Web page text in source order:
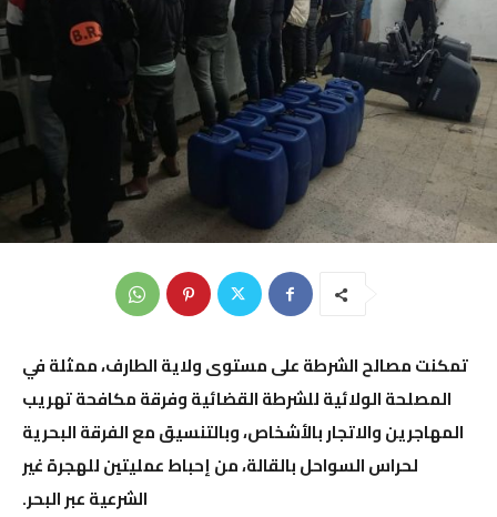
تمكنت مصالح الشرطة على مستوى ولايةالطارف، ممثلة في
المصلحة الولائية للشرطة القضائية وفرقة مكافحة تهريب
المهاجرين والاتجار بالأشخاص، وبالتنسيق مع الفرقة البحرية
لحراس السواحل بالقالة، من إحباط عمليتين للهجرة غير
الشرعية عبر البحر.